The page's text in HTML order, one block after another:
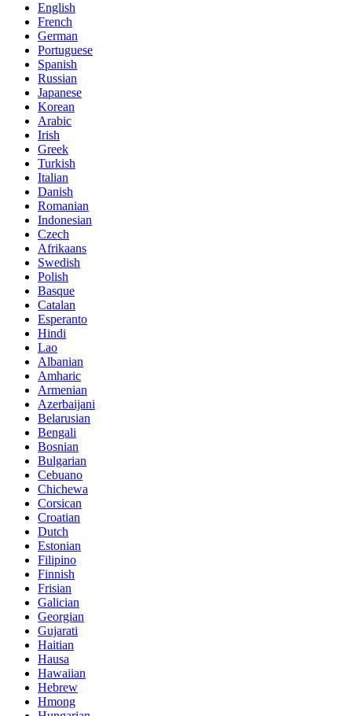
English
French
German
Portuguese
Spanish
Russian
Japanese
Korean
Arabic
Irish
Greek
Turkish
Italian
Danish
Romanian
Indonesian
Czech
Afrikaans
Swedish
Polish
Basque
Catalan
Esperanto
Hindi
Lao
Albanian
Amharic
Armenian
Azerbaijani
Belarusian
Bengali
Bosnian
Bulgarian
Cebuano
Chichewa
Corsican
Croatian
Dutch
Estonian
Filipino
Finnish
Frisian
Galician
Georgian
Gujarati
Haitian
Hausa
Hawaiian
Hebrew
Hmong